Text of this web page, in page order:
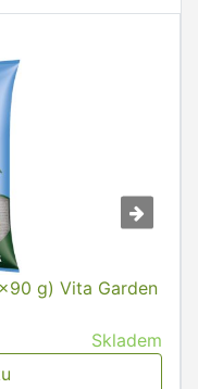
g) Vita Garden
Skladem